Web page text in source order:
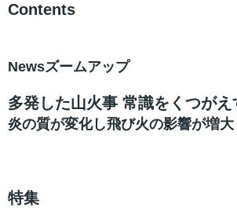
Contents
Newsズームアップ
多発した山火事 常識をくつがえ
炎の質が変化し飛び火の影響が増大
特集